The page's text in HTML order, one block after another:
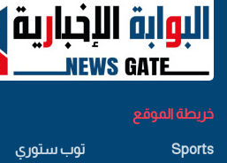
خريطة الموقع
Sports
توب ستوري